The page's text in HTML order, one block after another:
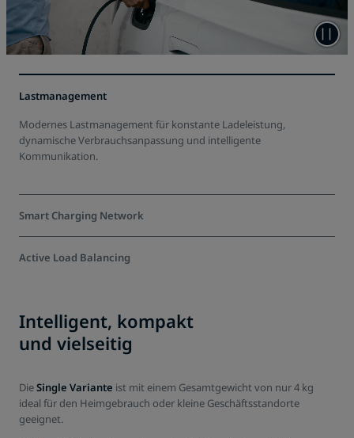
Lastmanagement
Modernes Lastmanagement für konstante Ladeleistung,
dynamische Verbrauchsanpassung und intelligente
Kommunikation.
Smart Charging Network
vorhandene Ladestationen – bei begrenztem Anschluss.
Active Load Balancing
Intelligent, kompakt
und vielseitig
DieSingle Variante ist mit einem Gesamtgewicht von nur 4 kg
ideal für den Heimgebrauch oder kleine Geschäftsstandorte
geeignet.